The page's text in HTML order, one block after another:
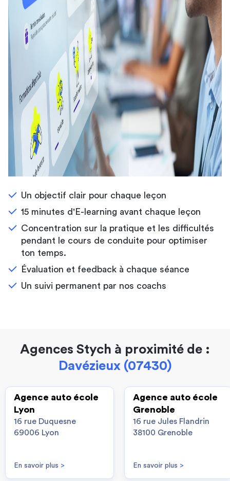
Un objectif clair pour chaque leçon
15 minutes d'E-learning avant chaque leçon
Concentration sur la pratique et les difficultés
pendant le cours de conduite pour optimiser
ton temps.
Évaluation et feedback à chaque séance
Un suivi permanent par nos coachs
Agences Stych à proximité de :
Davézieux (07430)
Agence auto école
Lyon
16 rue Duquesne
69006 Lyon
En savoir plus >
Agence auto école
Grenoble
16 rue Jules Flandrin
38100 Grenoble
En savoir plus >